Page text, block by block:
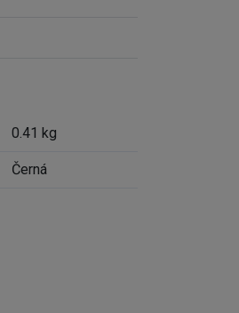
0.41 kg
Černá